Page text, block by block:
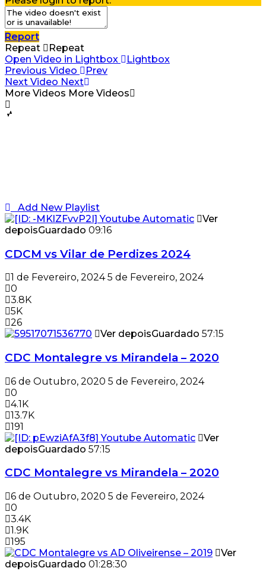
Report
Repeat
Repeat
Open Video in Lightbox
Lightbox
Previous Video
Prev
Next Video Next
More Videos More Videos
Add New Playlist
Ver
depoisGuardado 09:16
CDCM vs Vilar de Perdizes 2024
1 de Fevereiro, 2024 5 de Fevereiro, 2024
0
3.8K
5K
26
Ver depoisGuardado 57:15
CDC Montalegre vs Mirandela – 2020
6 de Outubro, 2020 5 de Fevereiro, 2024
0
4.1K
13.7K
191
Ver
depoisGuardado 57:15
CDC Montalegre vs Mirandela – 2020
6 de Outubro, 2020 5 de Fevereiro, 2024
0
3.4K
1.9K
195
Ver
depoisGuardado 01:28:30